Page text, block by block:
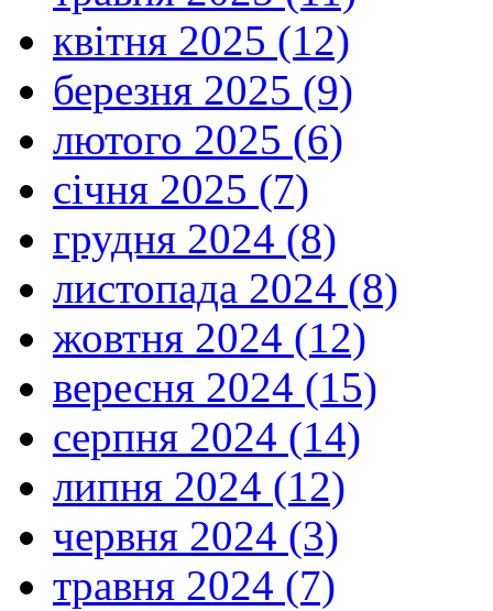
квітня 2025 (12)
березня 2025 (9)
лютого 2025 (6)
січня 2025 (7)
грудня 2024 (8)
листопада 2024 (8)
жовтня 2024 (12)
вересня 2024 (15)
серпня 2024 (14)
липня 2024 (12)
червня 2024 (3)
травня 2024 (7)